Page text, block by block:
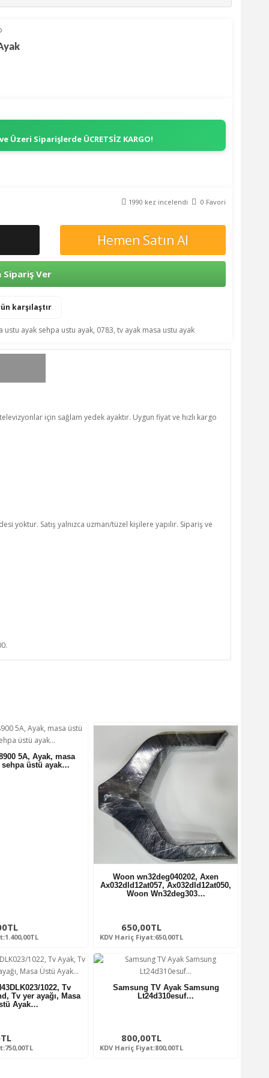
Üzeri Siparişlerde ÜCRETSİZ KARGO!
1990 kez incelendi 0 Favori
Hemen Satın Al
Ver
karşılaştır
ustu ayak sehpa ustu ayak, 0783, tv ayak masa ustu ayak
için sağlam yedek ayaktır. Uygun fiyat ve hızlı kargo
Satış yalnızca uzman/tüzel kişilere yapılır. Sipariş ve
5A, Ayak, masa
sehpa üstü ayak…
Woon wn32deg040202, Axen
Ax032dld12at057, Ax032dld12at050,
Woon Wn32deg303…
650,00TL
KDV Hariç Fiyat:650,00TL
1022, Tv
Tv yer ayağı, Masa
Ayak…
Samsung TV Ayak Samsung
Lt24d310esuf…
800,00TL
KDV Hariç Fiyat:800,00TL